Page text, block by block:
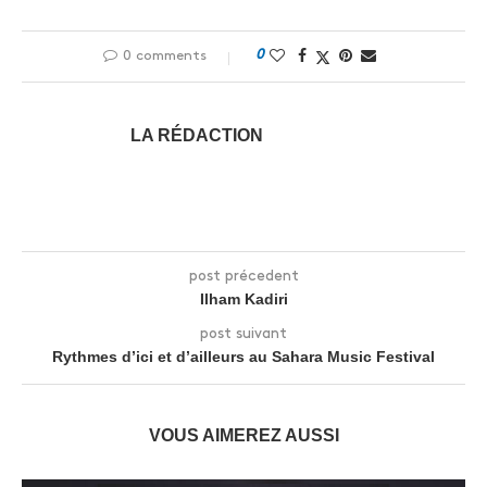
0 comments 0
LA RÉDACTION
post précedent
Ilham Kadiri
post suivant
Rythmes d’ici et d’ailleurs au Sahara Music Festival
VOUS AIMEREZ AUSSI